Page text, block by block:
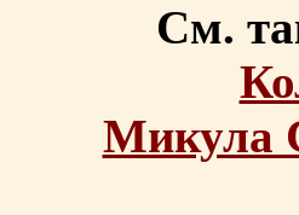
См.
Микула